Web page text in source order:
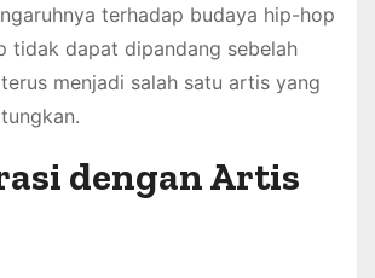
terhadap budaya hip-hop
tidak dapat dipandang sebelah
menjadi salah satu artis yang
dengan Artis